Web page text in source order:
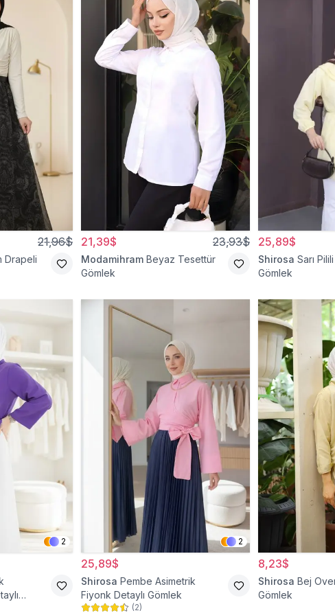
21,96$
Drapeli
21,39$ 23,93$
Modamihram Beyaz Tesettür
Gömlek
25,89$
Shirosa Sarı
Gömlek
2 2
25,89$
Shirosa Pembe Asimetrik
Fiyonk Detaylı Gömlek
(2)
8,23$
Shirosa Bej
Gömlek